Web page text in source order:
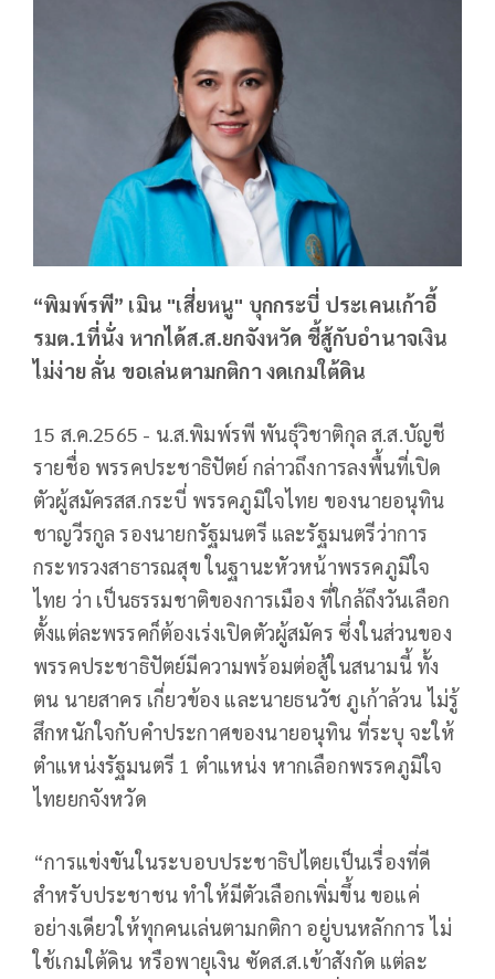
“พิมพ์รพี” เมิน "เสี่ยหนู" บุกกระบี่ ประเคนเก้าอี้
รมต.1ที่นั่ง หากได้ส.ส.ยกจังหวัด ชี้สู้กับอำนาจเงิน
ไม่ง่าย ลั่น ขอเล่นตามกติกา งดเกมใต้ดิน
15 ส.ค.2565 - น.ส.พิมพ์รพี พันธุ์วิชาติกุล ส.ส.บัญชี
รายชื่อ พรรคประชาธิปัตย์ กล่าวถึงการลงพื้นที่เปิด
ตัวผู้สมัครสส.กระบี่ พรรคภูมิใจไทย ของนายอนุทิน
ชาญวีรกูล รองนายกรัฐมนตรี และรัฐมนตรีว่าการ
กระทรวงสาธารณสุข ในฐานะหัวหน้าพรรคภูมิใจ
ไทย ว่า เป็นธรรมชาติของการเมือง ที่ใกล้ถึงวันเลือก
ตั้งแต่ละพรรคก็ต้องเร่งเปิดตัวผู้สมัคร ซึ่งในส่วนของ
พรรคประชาธิปัตย์มีความพร้อมต่อสู้ในสนามนี้ ทั้ง
ตน นายสาคร เกี่ยวข้อง และนายธนวัช ภูเก้าล้วน ไม่รู้
สึกหนักใจกับคำประกาศของนายอนุทิน ที่ระบุ จะให้
ตำแหน่งรัฐมนตรี 1 ตำแหน่ง หากเลือกพรรคภูมิใจ
ไทยยกจังหวัด
“การแข่งขันในระบอบประชาธิปไตยเป็นเรื่องที่ดี
สำหรับประชาชน ทำให้มีตัวเลือกเพิ่มขึ้น ขอแค่
อย่างเดียวให้ทุกคนเล่นตามกติกา อยู่บนหลักการ ไม่
ใช้เกมใต้ดิน หรือพายุเงิน ซัดส.ส.เข้าสังกัด แต่ละ